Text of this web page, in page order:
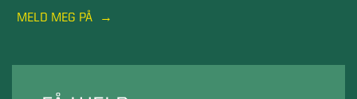
MELD MEG PÅ